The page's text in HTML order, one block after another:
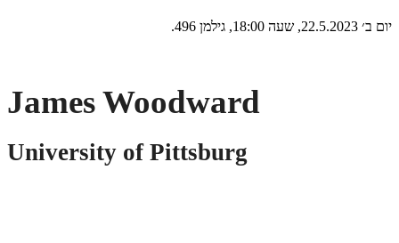
יום ב׳ 22.5.2023, שעה 18:00, גילמן 496.
James Woodward
University of Pittsburg